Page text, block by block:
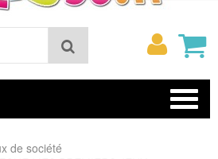
Rechercher
Mon
de société